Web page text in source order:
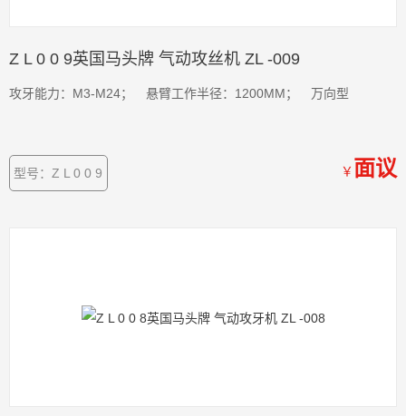
Z L 0 0 9英国马头牌 气动攻丝机 ZL -009
攻牙能力：M3-M24； 悬臂工作半径：1200MM； 万向型
型号：Z L 0 0 9 ￥ 面议